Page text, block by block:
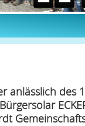
anlässlich des